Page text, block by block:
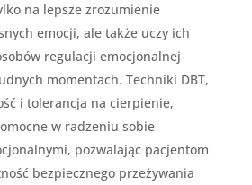
na lepsze zrozumienie
emocji, ale także uczy ich
regulacji emocjonalnej
momentach. Techniki DBT,
i tolerancja na cierpienie,
w radzeniu sobie
pozwalając pacjentom
bezpiecznego przeżywania